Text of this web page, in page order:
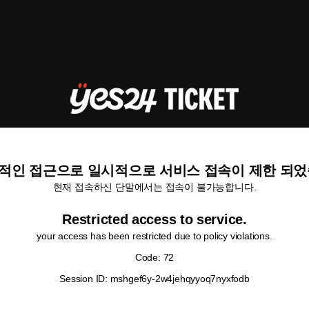
인 접근으로 일시적으로 서비스 접속이 제한 되
현재 접속하신 단말에서는 접속이 불가능합니다.
Restricted access to service.
your access has been restricted due to policy violations.
Code: 72
Session ID: mshgef6y-2w4jehqyyoq7nyxfodb